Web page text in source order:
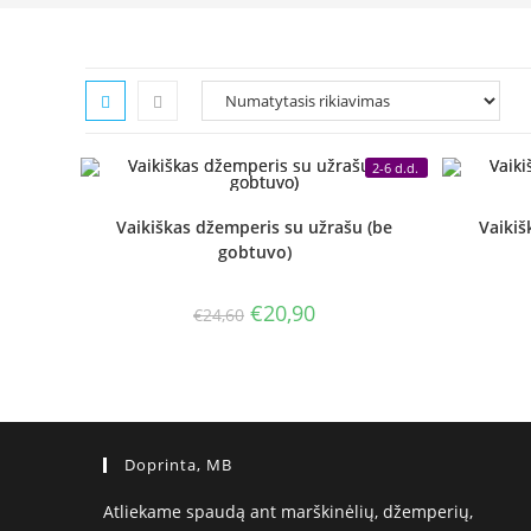
2-6 d.d.
Vaikiškas džemperis su užrašu (be
gobtuvo)
€24,60 Original
price
€20,90Current
Doprinta, MB
Atliekame spaudą ant marškinėlių, džemperių,